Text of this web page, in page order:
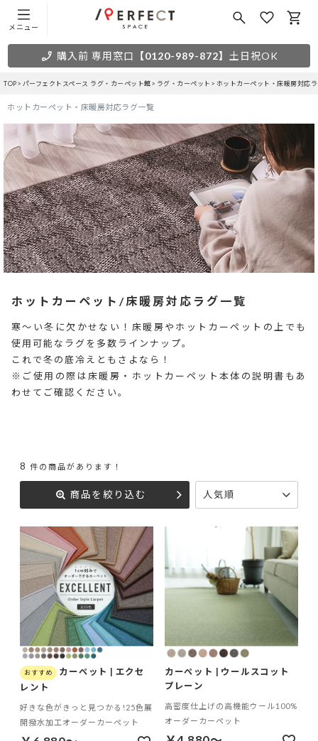
メニュー
購入前 専用窓口 【0120-989-872】 土日祝OK
TOP パーフェクトスペース ラグ・カーペット館 ラグ・カーペット ホットカーペット・床暖房対応
ホットカーペット・床暖房対応ラグ一覧
ホットカーペット/床暖房対応ラグ一覧
寒～い冬に欠かせない！床暖房やホットカーペットの上でも
使用可能なラグを多数ラインナップ。
これで冬の底冷えともさよなら！
※ご使用の際は床暖房・ホットカーペット本体の説明書もあ
わせてご確認ください。
8 件の商品があります！
商品を絞り込む 人気順
カーペット | エクセ
レント
好きな色がきっと見つかる!25色展
開撥水加工オーダーカーペット
カーペット | ウールスコット
プレーン
高密度仕上げの高機能ウール100%
オーダーカーペット